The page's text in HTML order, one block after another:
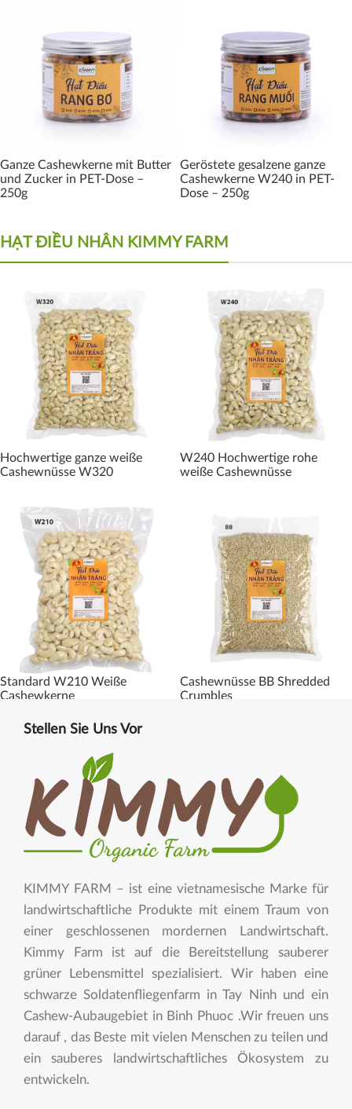
Ganze Cashewkerne mit Butter
und Zucker in PET-Dose –
250g
Geröstete gesalzene ganze
Cashewkerne W240 in PET-
Dose – 250g
HẠT ĐIỀU NHÂN KIMMY FARM
Hochwertige ganze weiße
Cashewnüsse W320
W240 Hochwertige rohe
weiße Cashewnüsse
Standard W210 Weiße
Cashewkerne
Cashewnüsse BB Shredded
Crumbles
Stellen Sie Uns Vor
KIMMY FARM – ist eine vietnamesische Marke für
landwirtschaftliche Produkte mit einem Traum von
einer geschlossenen mordernen Landwirtschaft.
Kimmy Farm ist auf die Bereitstellung sauberer
grüner Lebensmittel spezialisiert. Wir haben eine
schwarze Soldatenfliegenfarm in Tay Ninh und ein
Cashew-Aubaugebiet in Binh Phuoc .Wir freuen uns
darauf , das Beste mit vielen Menschen zu teilen und
ein sauberes landwirtschaftliches Ökosystem zu
entwickeln.